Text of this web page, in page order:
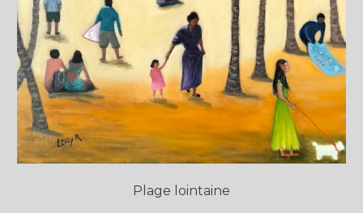
Plage lointaine